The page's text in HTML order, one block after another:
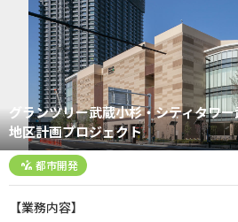
グランツリー武蔵小杉・シティタワ
地区計画プロジェクト
都市開発
【業務内容】